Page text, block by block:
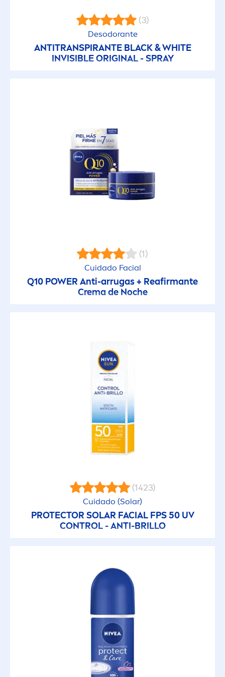
Protección Solar Invisible
Rápida Absorción
Reparador
Suavidad
Piel Extra Seca
Piel Seca
Piel Sensible
FACTOR DE PROTECCIÓN SOLAR
(3)
Desodorante
ANTITRANSPIRANTE BLACK&WHITE
INVISIBLEORIGINAL- SPRAY
(1)
Cuidado Facial
Q10 POWER Anti-arrugas + Reafirmante
Crema de Noche
(1423)
Cuidado (Solar)
PROTECTOR SOLAR FACIAL FPS 50 UV
CONTROL - ANTI-BRILLO